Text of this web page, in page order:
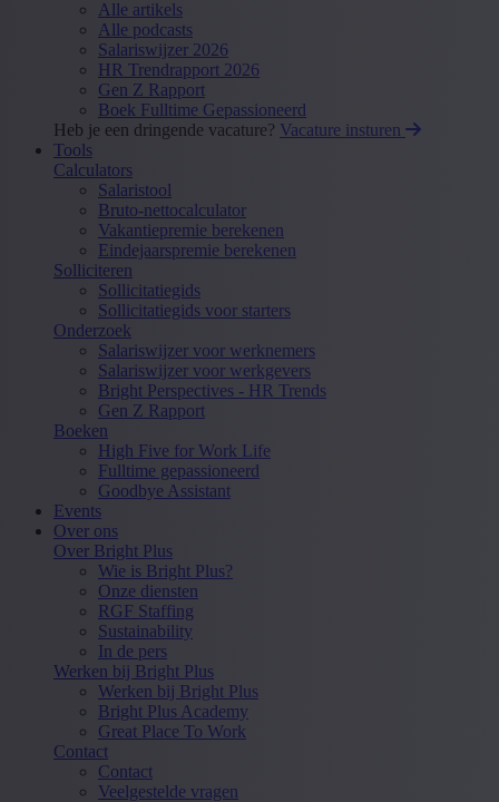
Alle artikels
Alle podcasts
Salariswijzer 2026
HR Trendrapport 2026
Gen Z Rapport
Boek Fulltime Gepassioneerd
Heb je een dringende vacature? Vacature insturen
Tools
Calculators
Salaristool
Bruto-nettocalculator
Vakantiepremie berekenen
Eindejaarspremie berekenen
Solliciteren
Sollicitatiegids
Sollicitatiegids voor starters
Onderzoek
Salariswijzer voor werknemers
Salariswijzer voor werkgevers
Bright Perspectives - HR Trends
Gen Z Rapport
Boeken
High Five for Work Life
Fulltime gepassioneerd
Goodbye Assistant
Events
Over ons
Over Bright Plus
Wie is Bright Plus?
Onze diensten
RGF Staffing
Sustainability
In de pers
Werken bij Bright Plus
Werken bij Bright Plus
Bright Plus Academy
Great Place To Work
Contact
Contact
Veelgestelde vragen